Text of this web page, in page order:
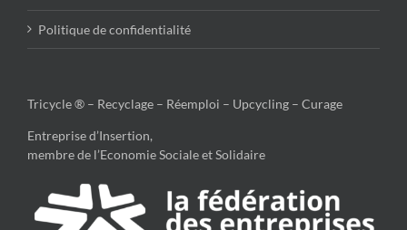
Politique de confidentialité
Tricycle ® – Recyclage – Réemploi – Upcycling – Curage
Entreprise d’Insertion,
membre de l’Economie Sociale et Solidaire